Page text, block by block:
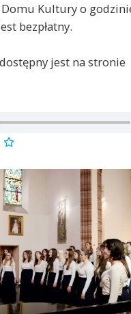
Kultury o
bezpłatny.
jest na stronie